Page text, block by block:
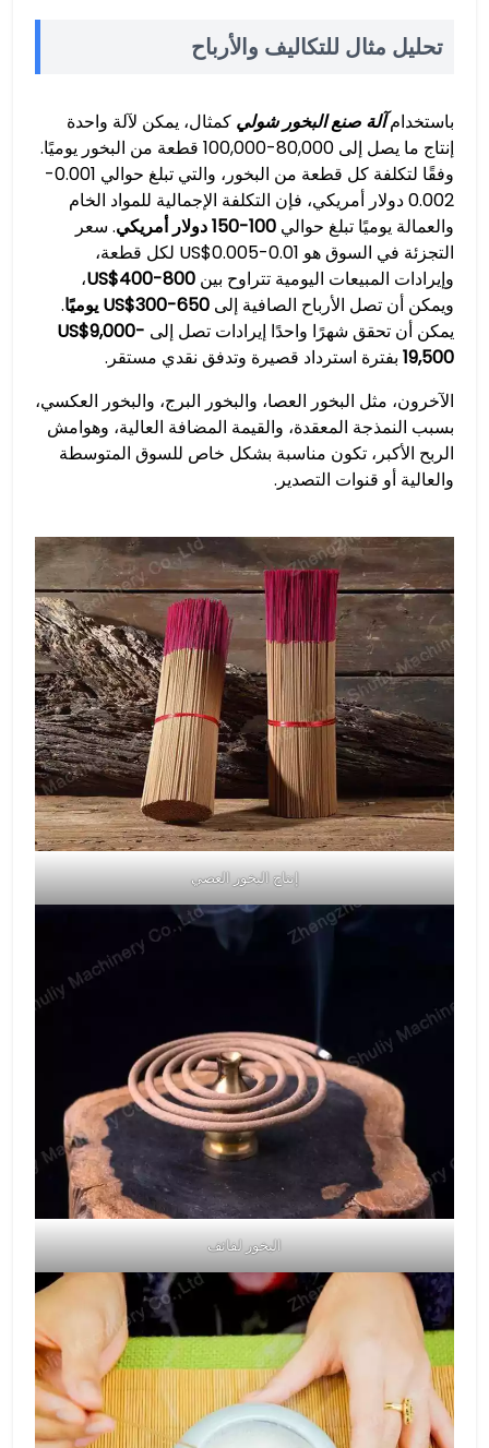
تحليل مثال للتكاليف والأرباح
باستخدامآلة صنع البخور شولي كمثال، يمكن لآلة واحدة
إنتاج ما يصل إلى 80,000-100,000 قطعة من البخور يوميًا.
وفقًا لتكلفة كل قطعة من البخور، والتي تبلغ حوالي 0.001-
0.002 دولار أمريكي، فإن التكلفة الإجمالية للمواد الخام
والعمالة يوميًا تبلغ حوالي 100-150 دولار أمريكي
. سعر
التجزئة في السوق هو US$0.005-0.01 لكل قطعة،
وإيرادات المبيعات اليومية تتراوح بين US$400-800،
ويمكن أن تصل الأرباح الصافية إلى US$300-650 يوميًا
.
يمكن أن تحقق شهرًا واحدًا إيرادات تصل إلى US$9,000-
19,500 بفترة استرداد قصيرة وتدفق نقدي مستقر.
الآخرون، مثل البخور العصا، والبخور البرج، والبخور العكسي،
بسبب النمذجة المعقدة، والقيمة المضافة العالية، وهوامش
الربح الأكبر، تكون مناسبة بشكل خاص للسوق المتوسطة
والعالية أو قنوات التصدير.
إنتاج البخور العصي
البخور لفائف